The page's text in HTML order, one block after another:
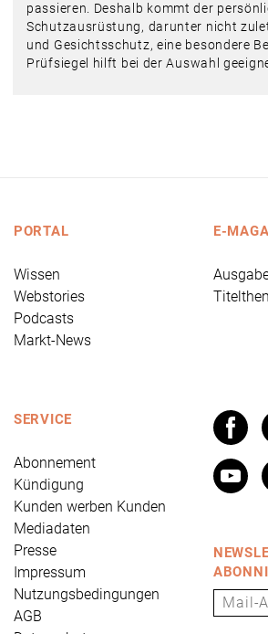
passieren. Deshalb kommt der
Schutzausrüstung, darunter nicht
und Gesichtsschutz, eine besondere
Prüfsiegel hilft bei der Auswahl
PORTAL
Wissen
Webstories
Podcasts
Markt-News
E-
SERVICE
Abonnement
Kündigung
Kunden werben Kunden
Mediadaten
Presse
Impressum
Nutzungsbedingungen
AGB